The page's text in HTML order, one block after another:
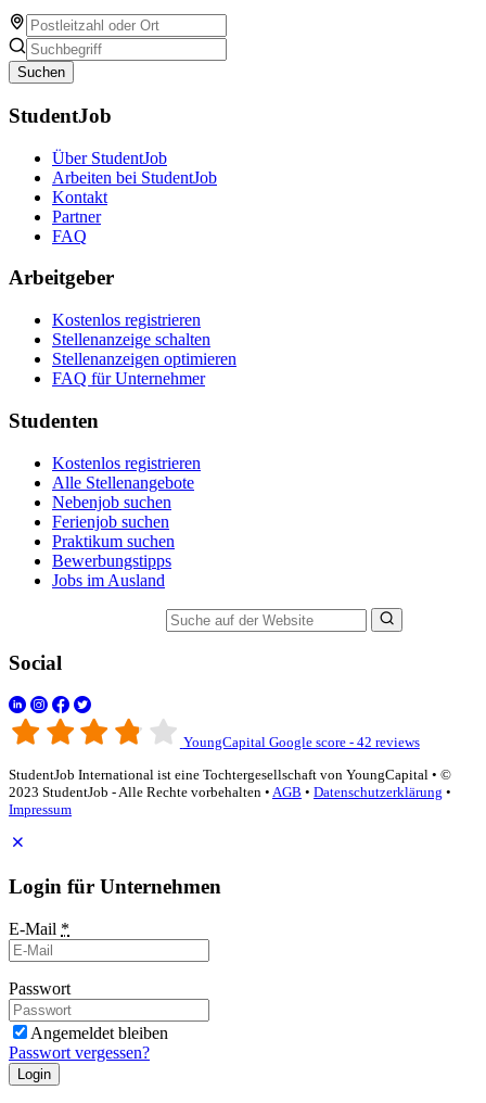
Suchen
StudentJob
Über StudentJob
Arbeiten bei StudentJob
Kontakt
Partner
FAQ
Arbeitgeber
Kostenlos registrieren
Stellenanzeige schalten
Stellenanzeigen optimieren
FAQ für Unternehmer
Studenten
Kostenlos registrieren
Alle Stellenangebote
Nebenjob suchen
Ferienjob suchen
Praktikum suchen
Bewerbungstipps
Jobs im Ausland
Social
YoungCapital Google score - 42 reviews
StudentJob International ist eine Tochtergesellschaft von YoungCapital • ©
2023 StudentJob - Alle Rechte vorbehalten • AGB • Datenschutzerklärung •
Impressum
Login für Unternehmen
E-Mail *
Passwort
Angemeldet bleiben
Passwort vergessen?
Login